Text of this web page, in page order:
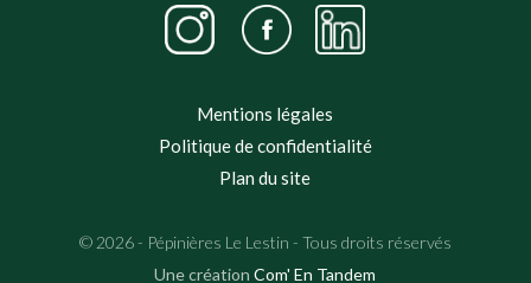
Mentions légales
Politique de confidentialité
Plan du site
© 2026 - Pépinières Le Lestin - Tous droits réservés
Une créationCom' En Tandem